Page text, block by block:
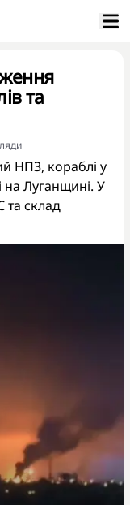
та
НПЗ, кораблі у
на Луганщині. У
та склад